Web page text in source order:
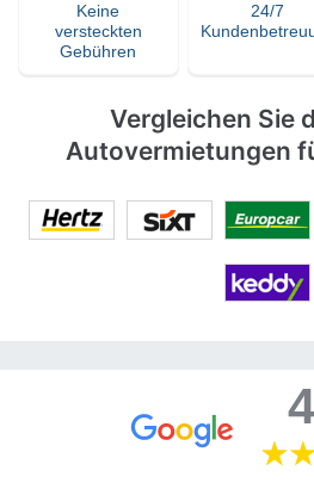
Keine
versteckten
Gebühren
24/7
Vergleichen Sie
Autovermietungen